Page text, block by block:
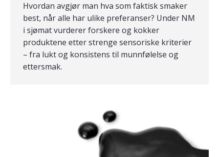
Hvordan avgjør man hva som faktisk smaker
best, når alle har ulike preferanser? Under NM
i sjømat vurderer forskere og kokker
produktene etter strenge sensoriske kriterier
– fra lukt og konsistens til munnfølelse og
ettersmak.